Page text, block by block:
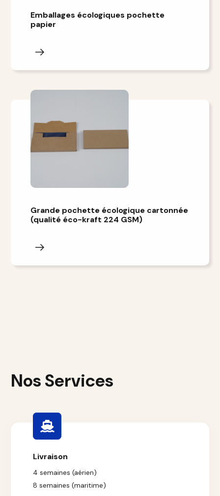
Emballages écologiques pochette
papier
Grande pochette écologique cartonnée
(qualité éco-kraft 224 GSM)
Nos Services
Livraison
4 semaines (aérien)
8 semaines (maritime)